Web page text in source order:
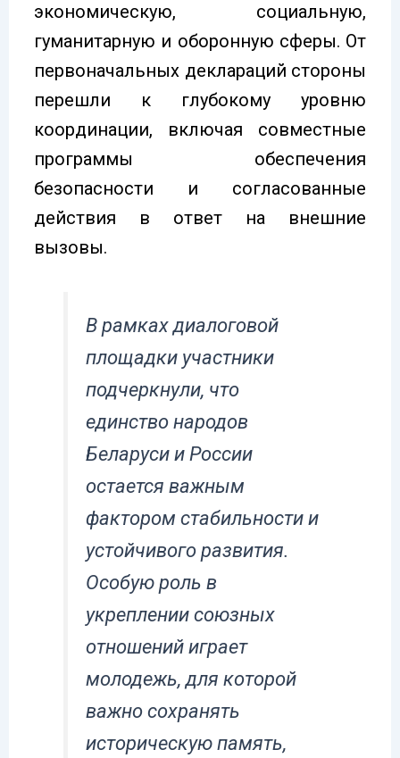
экономическую, социальную,
гуманитарную и оборонную сферы. От
первоначальных деклараций стороны
перешли к глубокому уровню
координации, включая совместные
программы обеспечения
безопасности и согласованные
действия в ответ на внешние
вызовы.
В рамках диалоговой
площадки участники
подчеркнули, что
единство народов
Беларуси и России
остается важным
фактором стабильности и
устойчивого развития.
Особую роль в
укреплении союзных
отношений играет
молодежь, для которой
важно сохранять
историческую память,